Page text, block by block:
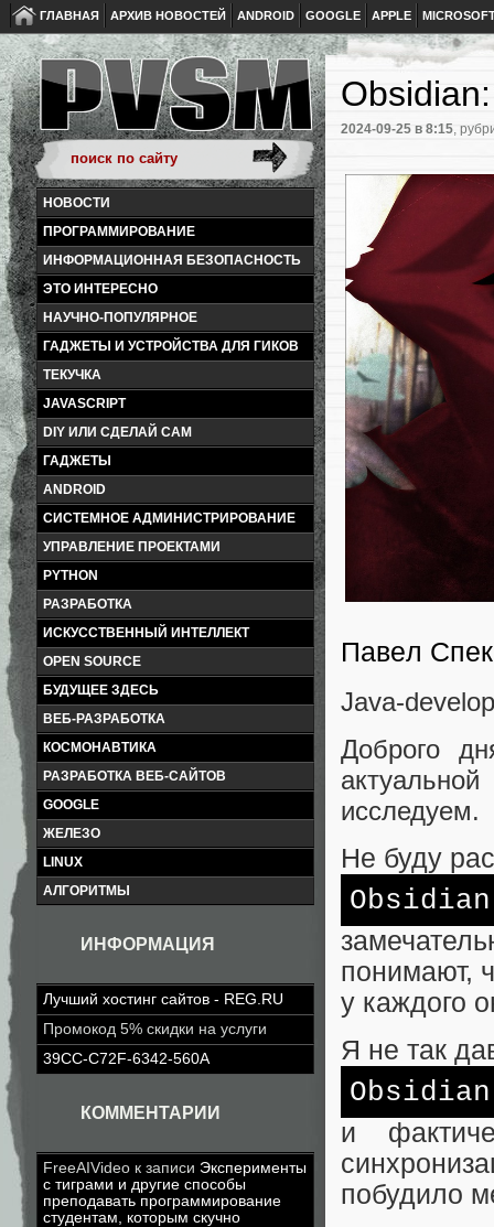
ГЛАВНАЯ АРХИВ НОВОСТЕЙ ANDROID GOOGLE APPLE
НОВОСТИ
ПРОГРАММИРОВАНИЕ
ИНФОРМАЦИОННАЯ БЕЗОПАСНОСТЬ
ЭТО ИНТЕРЕСНО
НАУЧНО-ПОПУЛЯРНОЕ
ГАДЖЕТЫ И УСТРОЙСТВА ДЛЯ ГИКОВ
ТЕКУЧКА
JAVASCRIPT
DIY ИЛИ СДЕЛАЙ САМ
ГАДЖЕТЫ
ANDROID
СИСТЕМНОЕ АДМИНИСТРИРОВАНИЕ
УПРАВЛЕНИЕ ПРОЕКТАМИ
PYTHON
РАЗРАБОТКА
ИСКУССТВЕННЫЙ ИНТЕЛЛЕКТ
OPEN SOURCE
БУДУЩЕЕ ЗДЕСЬ
ВЕБ-РАЗРАБОТКА
КОСМОНАВТИКА
РАЗРАБОТКА ВЕБ-САЙТОВ
GOOGLE
ЖЕЛЕЗО
LINUX
АЛГОРИТМЫ
ИНФОРМАЦИЯ
Лучший хостинг сайтов - REG.RU
Промокод 5% скидки на услуги
39CC-C72F-6342-560A
КОММЕНТАРИИ
FreeAIVideo к записи Эксперименты
с тиграми и другие способы
преподавать программирование
студентам, которым скучно
2024-09-25 в 8:15,
Павел
Java-
Доброго
исследуем.
Не буду
Obsidian
понимают,
у каждого
Я не так
Obsidian
и
побудило